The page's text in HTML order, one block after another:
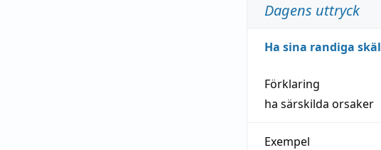
Dagens uttryck
Ha sina randiga skäl
Förklaring
ha särskilda orsaker
Exempel